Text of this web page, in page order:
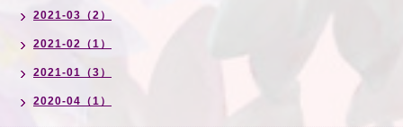
2021-03（2）
2021-02（1）
2021-01（3）
2020-04（1）